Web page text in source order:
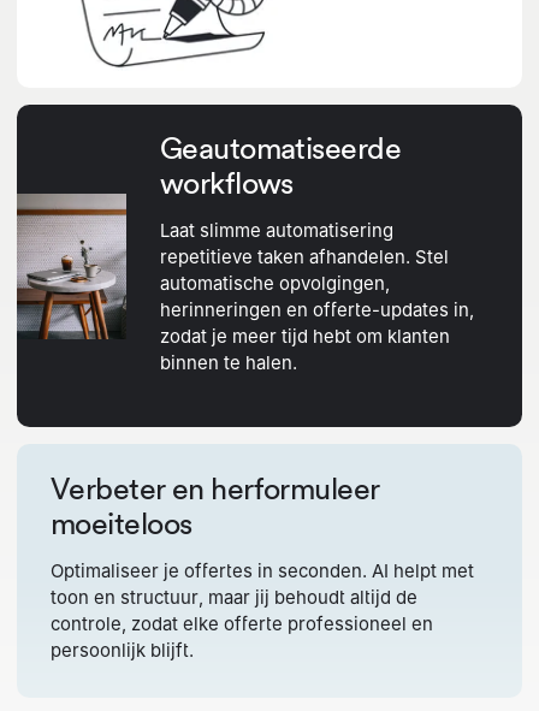
Geautomatiseerde
workflows
Laat slimme automatisering
repetitieve taken afhandelen. Stel
automatische opvolgingen,
herinneringen en offerte-updates in,
zodat je meer tijd hebt om klanten
binnen te halen.
Verbeter en herformuleer
moeiteloos
Optimaliseer je offertes in seconden. AI helpt met
toon en structuur, maar jij behoudt altijd de
controle, zodat elke offerte professioneel en
persoonlijk blijft.